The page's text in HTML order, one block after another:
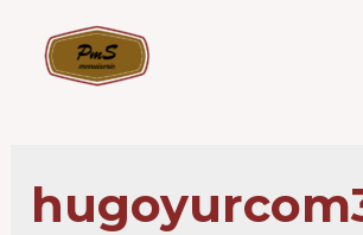
contenu